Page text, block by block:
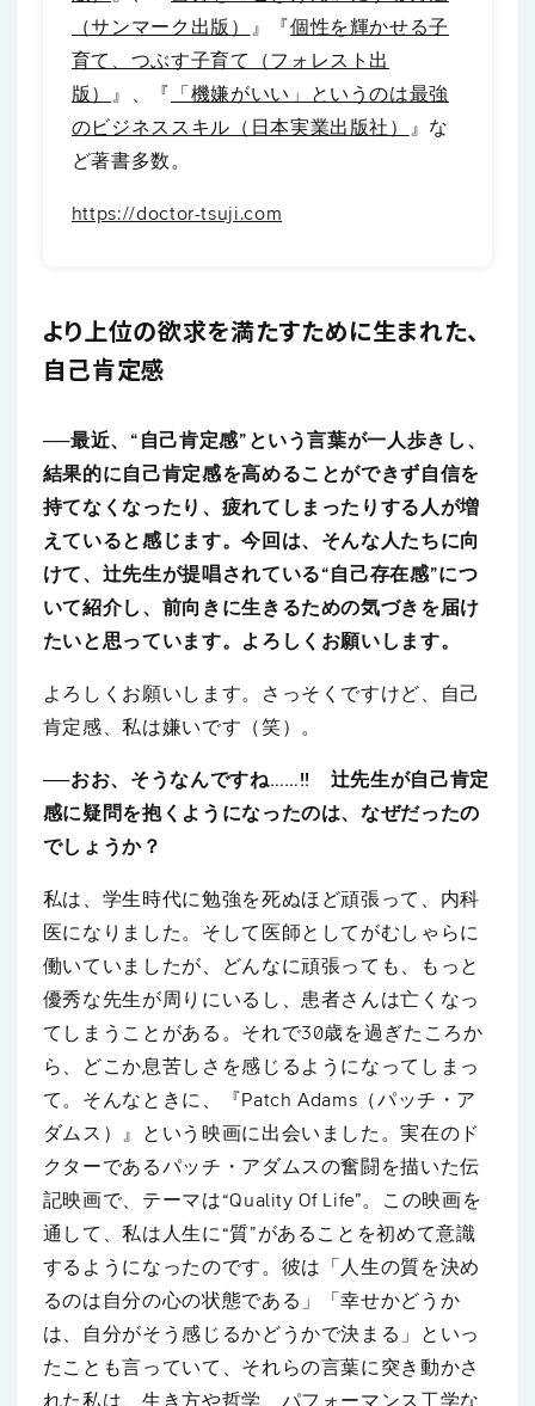
（サンマーク出版）
』『個性を輝かせる子
育て、つぶす子育て（フォレスト出
版）
』、『
「機嫌がいい」というのは最強
のビジネススキル（日本実業出版社）
』な
ど著書多数。
https://doctor-tsuji.com
より上位の欲求を満たすために生まれた、
自己肯定感
──最近、“自己肯定感”という言葉が一人歩きし、
結果的に自己肯定感を高めることができず自信を
持てなくなったり、疲れてしまったりする人が増
えていると感じます。今回は、そんな人たちに向
けて、辻先生が提唱されている“自己存在感”につ
いて紹介し、前向きに生きるための気づきを届け
たいと思っています。よろしくお願いします。
よろしくお願いします。さっそくですけど、自己
肯定感、私は嫌いです（笑）。
──おお、そうなんですね……!! 辻先生が自己肯定
感に疑問を抱くようになったのは、なぜだったの
でしょうか？
私は、学生時代に勉強を死ぬほど頑張って、内科
医になりました。そして医師としてがむしゃらに
働いていましたが、どんなに頑張っても、もっと
優秀な先生が周りにいるし、患者さんは亡くなっ
てしまうことがある。それで30歳を過ぎたころか
ら、どこか息苦しさを感じるようになってしまっ
て。そんなときに、『Patch Adams（パッチ・ア
ダムス）』という映画に出会いました。実在のド
クターであるパッチ・アダムスの奮闘を描いた伝
記映画で、テーマは“Quality Of Life”。この映画を
通して、私は人生に“質”があることを初めて意識
するようになったのです。彼は「人生の質を決め
るのは自分の心の状態である」「幸せかどうか
は、自分がそう感じるかどうかで決まる」といっ
たことも言っていて、それらの言葉に突き動かさ
れた私は、生き方や哲学、パフォーマンス工学な